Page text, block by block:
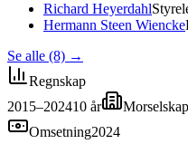
Richard Heyerdahl
Hermann Steen Wiencke
Se alle (8) →
Regnskap
2015–202410 år Morselskap
Omsetning2024